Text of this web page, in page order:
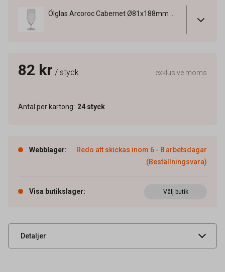
82 kr / styck exklusive moms
Antal per kartong: 24 styck
Webblager:
Redo att skickas inom 6 - 8 arbetsdagar
(Beställningsvara)
Visa butikslager: Välj butik
Detaljer
66000457
UNSPSC 52152102